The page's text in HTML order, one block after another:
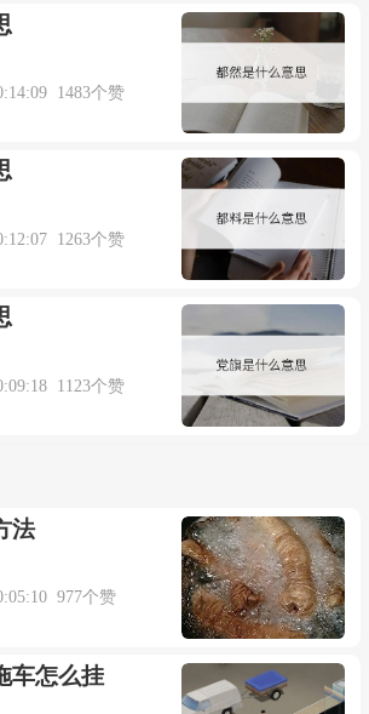
成和更新过程理应得到详细的理
agricultural bank anti -
behoove from correct violate
grab.
反 腐败理应从纠正违规经营抓
private space in household,
reception.
秘的私人空间, 理应受到礼遇.
1483个赞
1263个赞
1123个赞
法
977个赞
车怎么挂